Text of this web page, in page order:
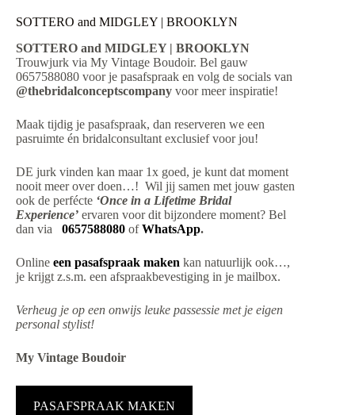
SOTTERO and MIDGLEY | BROOKLYN
SOTTERO and MIDGLEY | BROOKLYN
Trouwjurk via My Vintage Boudoir. Bel gauw
0657588080 voor je pasafspraak en volg de socials van
@thebridalconceptscompany voor meer inspiratie!
Maak tijdig je pasafspraak, dan reserveren we een
pasruimte én bridalconsultant exclusief voor jou!
DE jurk vinden kan maar 1x goed, je kunt dat moment
nooit meer over doen…! Wil jij samen met jouw gasten
ook de perfécte ‘Once in a Lifetime Bridal
Experience’ ervaren voor dit bijzondere moment? Bel
dan via 0657588080 ofWhatsApp.
Online een pasafspraak maken kan natuurlijk ook…,
je krijgt z.s.m. een afspraakbevestiging in je mailbox.
Verheug je op een onwijs leuke passessie met je eigen
personal stylist!
My Vintage Boudoir
PASAFSPRAAK MAKEN